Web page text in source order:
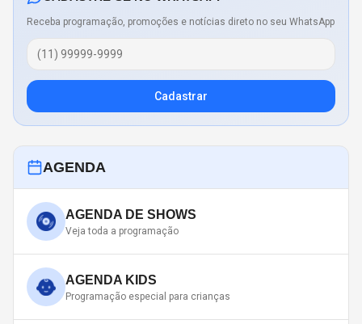
Receba programação, promoções e notícias direto no seu WhatsApp
Cadastrar
AGENDA
AGENDA DE SHOWS
Veja toda a programação
AGENDA KIDS
Programação especial para crianças